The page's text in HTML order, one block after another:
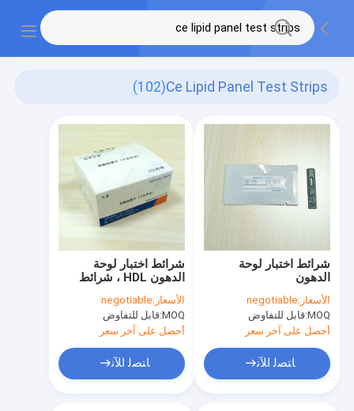
Ce Lipid Panel Test Strips
(102)
شرائط اختبار لوحة
الدهون HDL ، شرائط
اختبار ملف الدهون CE
الأسعار:negotiable
MOQ: قابل للتفاوض
أحصل على آخر سعر
ﺎﺘﺼﻟ ﺍﻶﻧ
شرائط اختبار لوحة
الدهون
الأسعار:negotiable
MOQ: قابل للتفاوض
أحصل على آخر سعر
ﺎﺘﺼﻟ ﺍﻶﻧ